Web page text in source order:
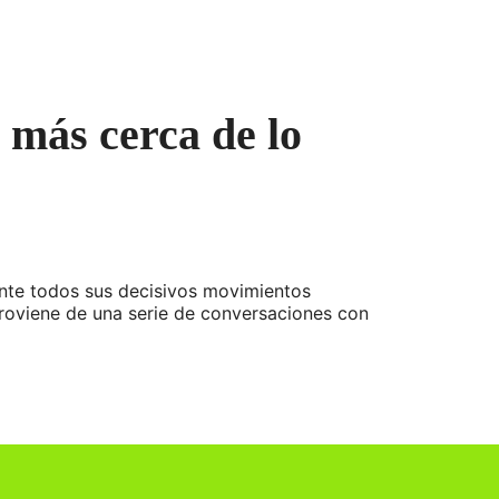
cerca de lo
todos sus decisivos movimientos
de una serie de conversaciones con